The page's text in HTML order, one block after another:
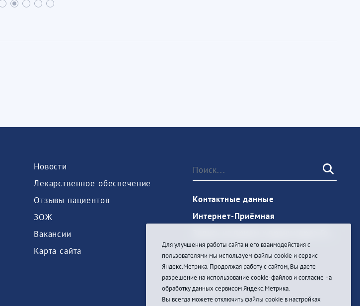
Новости
Лекарственное обеспечение
Отзывы пациентов
ЗОЖ
Вакансии
Карта сайта
Контактные данные
Интернет-Приёмная
Войти
Для улучшения работы сайта и его взаимодействия с
пользователями мы используем файлы cookie и сервис
Яндекс.Метрика. Продолжая работу с сайтом, Вы даете
разрешение на использование cookie-файлов и согласие на
обработку данных сервисом Яндекс.Метрика.
Вы всегда можете отключить файлы cookie в настройках